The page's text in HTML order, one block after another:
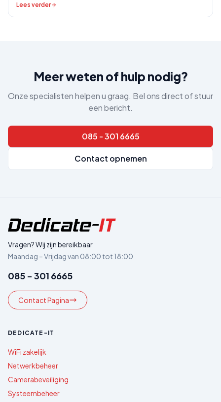
Lees verder
Meer weten of hulp nodig?
Onze specialisten helpen u graag. Bel ons direct of stuur
een bericht.
085 - 301 6665
Contact opnemen
Vragen? Wij zijn bereikbaar
Maandag – Vrijdag van 08:00 tot 18:00
085 - 301 6665
Contact Pagina
DEDICATE-IT
WiFi zakelijk
Netwerkbeheer
Camerabeveiliging
Systeembeheer